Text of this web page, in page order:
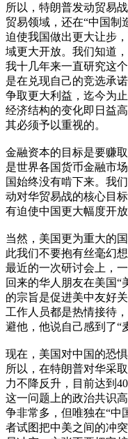
所以，特朗普发动贸易
贸易领域，还在“中国制
迫使我国做出更大让步
域更大开放。我们知道
我十几年来一直研究这
是在兑现自己的竞选承
争取更大利益，迄今为
经济结构的变化即日益
其必须予以重视的。
金融资本的目标是要赚
是世界各国货币金融市
国始终没有啃下来。我
动对华贸易战的核心目
有迫使中国更大幅度开
当然，美国更为重大的
此我们不要抱有丝毫幻
最近的一次研讨会上，
回来的华人朋友在美国“
的宗旨是促进美中友好
工作人员都是热情接待
避他，他说自己感到了“
现在，美国对中国的恐
所以，在特朗普对华采
力不降反升，目前达到
这一问题上的政治共识
争非常多，但唯独在“中
者试图把中美之间的冲